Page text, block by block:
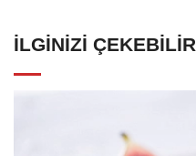
İLGINIZI ÇEKEBILIR